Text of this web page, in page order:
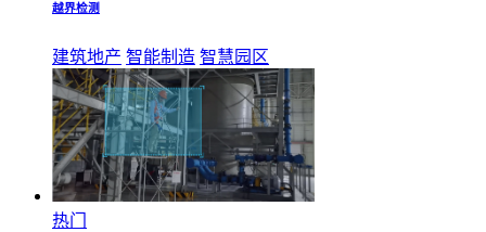
越界检测
建筑地产 智能制造 智慧园区
热门